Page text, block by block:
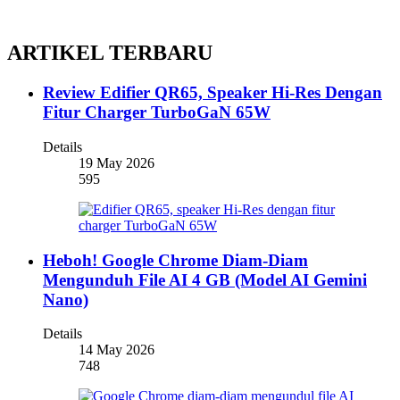
ARTIKEL TERBARU
Review Edifier QR65, Speaker Hi-Res Dengan
Fitur Charger TurboGaN 65W
Details
19 May 2026
595
Heboh! Google Chrome Diam-Diam
Mengunduh File AI 4 GB (Model AI Gemini
Nano)
Details
14 May 2026
748